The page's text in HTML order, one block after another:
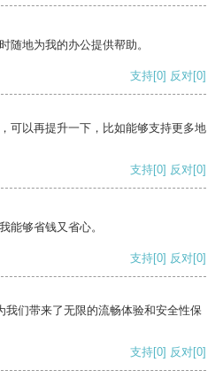
随地为我的办公提供帮助。
支持[0] 反对[0]
可以再提升一下，比如能够支持更多地
支持[0] 反对[0]
能够省钱又省心。
支持[0] 反对[0]
们带来了无限的流畅体验和安全性保
支持[0] 反对[0]